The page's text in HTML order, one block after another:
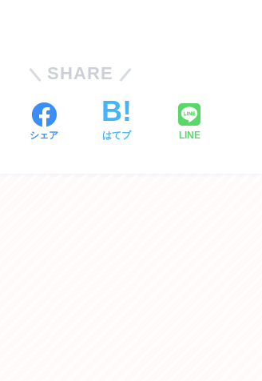
SHARE
シェア はてブ LINE